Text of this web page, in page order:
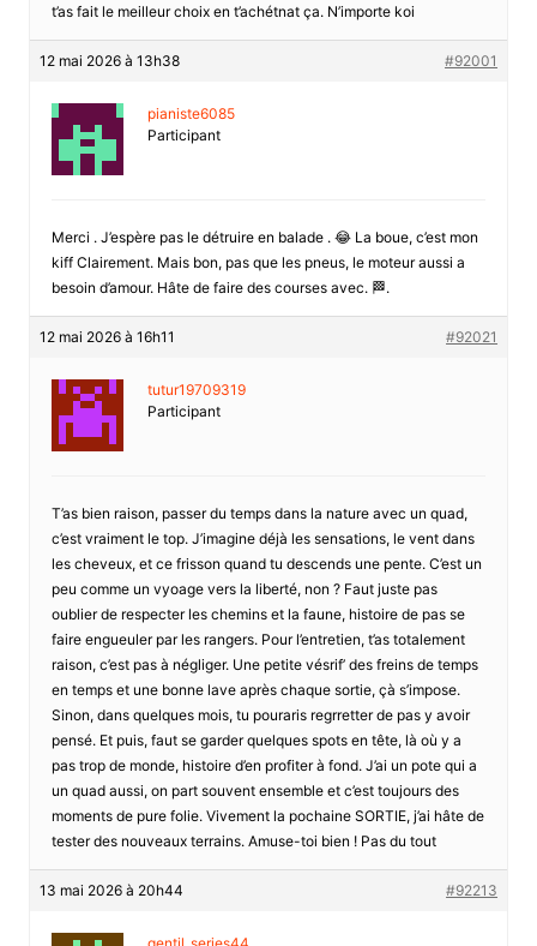
t’as fait le meilleur choix en t’achétnat ça. N’importe koi
12 mai 2026 à 13h38 #92001
pianiste6085
Participant
Merci . J’espère pas le détruire en balade . 😂 La boue, c’est mon
kiff Clairement. Mais bon, pas que les pneus, le moteur aussi a
besoin d’amour. Hâte de faire des courses avec. 🏁.
12 mai 2026 à 16h11 #92021
tutur19709319
Participant
T’as bien raison, passer du temps dans la nature avec un quad,
c’est vraiment le top. J’imagine déjà les sensations, le vent dans
les cheveux, et ce frisson quand tu descends une pente. C’est un
peu comme un vyoage vers la liberté, non ? Faut juste pas
oublier de respecter les chemins et la faune, histoire de pas se
faire engueuler par les rangers. Pour l’entretien, t’as totalement
raison, c’est pas à négliger. Une petite vésrif’ des freins de temps
en temps et une bonne lave après chaque sortie, çà s’impose.
Sinon, dans quelques mois, tu pouraris regrretter de pas y avoir
pensé. Et puis, faut se garder quelques spots en tête, là où y a
pas trop de monde, histoire d’en profiter à fond. J’ai un pote qui a
un quad aussi, on part souvent ensemble et c’est toujours des
moments de pure folie. Vivement la pochaine SORTIE, j’ai hâte de
tester des nouveaux terrains. Amuse-toi bien ! Pas du tout
13 mai 2026 à 20h44 #92213